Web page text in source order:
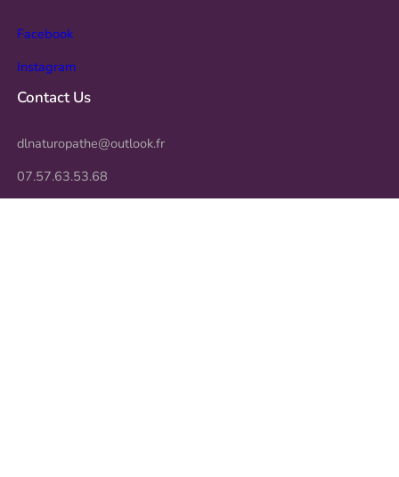
Facebook
Instagram
Contact Us
dlnaturopathe@outlook.fr
07.57.63.53.68